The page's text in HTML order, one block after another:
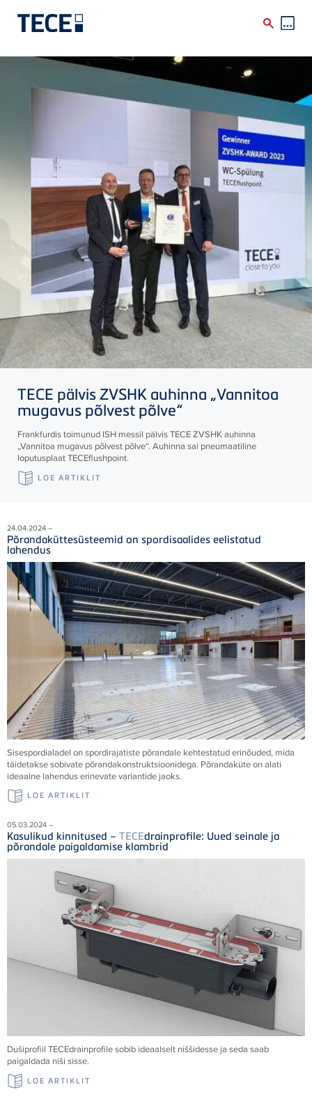
Skip to main content
TECE pälvis ZVSHK auhinna „Vannitoa
mugavus põlvest põlve“
Frankfurdis toimunud ISH messil pälvisTECEZVSHK auhinna
„Vannitoa mugavus põlvest põlve“. Auhinna sai pneumaatiline
loputusplaatTECEflushpoint.
LOE ARTIKLIT
24.04.2024 –
Põrandaküttesüsteemid on spordisaalides eelistatud
lahendus
Sisespordialadel on spordirajatiste põrandale kehtestatud erinõuded, mida
täidetakse sobivate põrandakonstruktsioonidega. Põrandaküte on alati
ideaalne lahendus erinevate variantide jaoks.
LOE ARTIKLIT
05.03.2024 –
Kasulikud kinnitused – TECEdrainprofile: Uued seinale ja
põrandale paigaldamise klambrid
Dušiprofiil TECEdrainprofile sobib ideaalselt niššidesse ja seda saab
paigaldada niši sisse.
LOE ARTIKLIT